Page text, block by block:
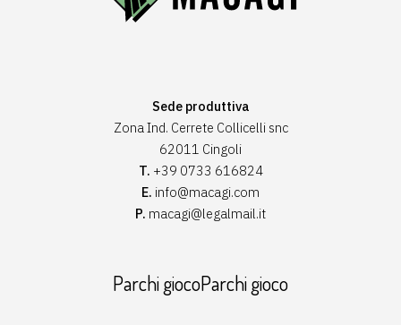
Sede produttiva
Zona Ind. Cerrete Collicelli snc
62011 Cingoli
T. +39 0733 616824
E. info@macagi.com
P. macagi@legalmail.it
Parchi giocoParchi gioco